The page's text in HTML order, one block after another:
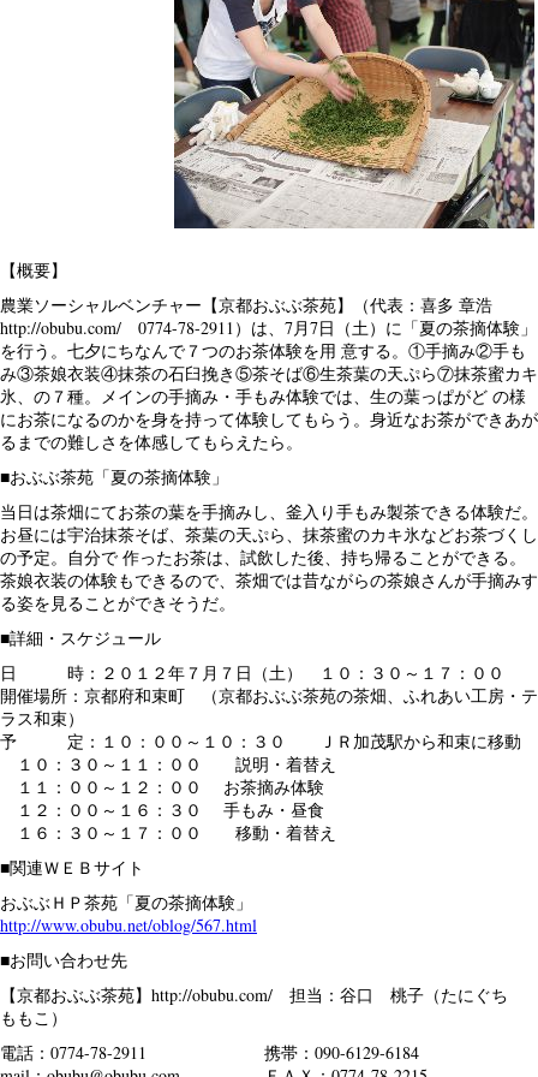
【概要】
農業ソーシャルベンチャー【京都おぶぶ茶苑】（代表：喜多 章浩
http://obubu.com/ 0774-78-2911）は、7月7日（土）に「夏の茶摘体験」
を行う。七夕にちなんで７つのお茶体験を用 意する。①手摘み②手も
み③茶娘衣装④抹茶の石臼挽き⑤茶そば⑥生茶葉の天ぷら⑦抹茶蜜カキ
氷、の７種。メインの手摘み・手もみ体験では、生の葉っぱがど の様
にお茶になるのかを身を持って体験してもらう。身近なお茶ができあが
るまでの難しさを体感してもらえたら。
■おぶぶ茶苑「夏の茶摘体験」
当日は茶畑にてお茶の葉を手摘みし、釜入り手もみ製茶できる体験だ。
お昼には宇治抹茶そば、茶葉の天ぷら、抹茶蜜のカキ氷などお茶づくし
の予定。自分で 作ったお茶は、試飲した後、持ち帰ることができる。
茶娘衣装の体験もできるので、茶畑では昔ながらの茶娘さんが手摘みす
る姿を見ることができそうだ。
■詳細・スケジュール
日 時：２０１２年７月７日（土） １０：３０～１７：００
開催場所：京都府和束町 （京都おぶぶ茶苑の茶畑、ふれあい工房・テ
ラス和束）
予 定：１０：００～１０：３０ ＪＲ加茂駅から和束に移動
１０：３０～１１：００ 説明・着替え
１１：００～１２：００ お茶摘み体験
１２：００～１６：３０ 手もみ・昼食
１６：３０～１７：００ 移動・着替え
■関連ＷＥＢサイト
おぶぶＨＰ茶苑「夏の茶摘体験」
http://www.obubu.net/oblog/567.html
■お問い合わせ先
【京都おぶぶ茶苑】http://obubu.com/ 担当：谷口 桃子（たにぐち
ももこ）
電話：0774-78-2911 携帯：090-6129-6184